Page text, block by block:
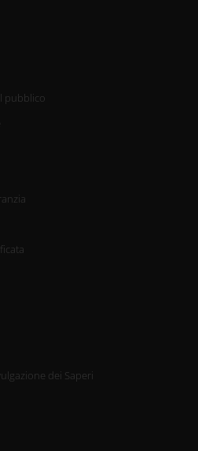
pubblico
dei Saperi